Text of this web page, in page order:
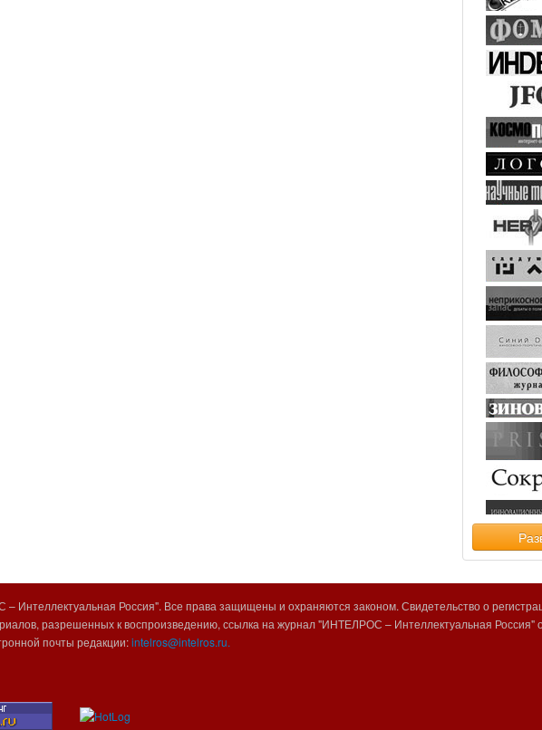
Интеллектуальная Россия". Все права защищены и охраняются законом. Свидетельство о
разрешенных к воспроизведению, ссылка на журнал "ИНТЕЛРОС – Интеллектуальная Россия"
почты редакции:intelros@intelros.ru.